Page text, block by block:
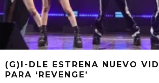
(G)I-DLE ESTRENA NUEVO
PARA ‘REVENGE’